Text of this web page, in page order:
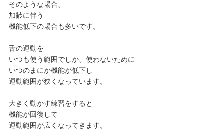
そのような場合、
加齢に伴う
機能低下の場合も多いです。
舌の運動を
いつも使う範囲でしか、使わないために
いつのまにか機能が低下し
運動範囲が狭くなっています。
大きく動かす練習をすると
機能が回復して
運動範囲が広くなってきます。